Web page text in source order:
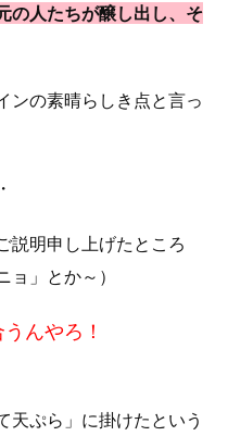
の人たちが醸し出し、そ
ンの素晴らしき点と言っ
説明申し上げたところ
ョ」とか～）
んやろ！
天ぷら」に掛けたという